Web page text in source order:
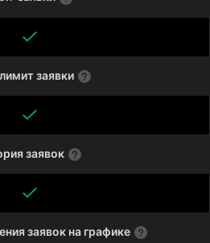
заявки
заявок
заявок на графике